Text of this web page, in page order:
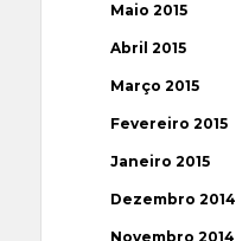
Maio 2015
Abril 2015
Março 2015
Fevereiro 2015
Janeiro 2015
Dezembro 2014
Novembro 2014